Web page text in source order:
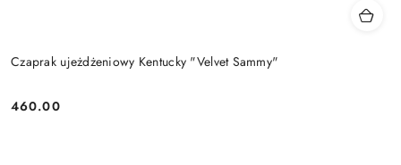
Czaprak ujeżdżeniowy Kentucky "Velvet Sammy"
Cena:
460.00